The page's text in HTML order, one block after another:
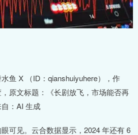
鱼 X （ID：qianshuiyuhere），作
原文标题：《长剧放飞，市场能否再
：AI 生成
可见。云合数据显示，2024 年还有 6